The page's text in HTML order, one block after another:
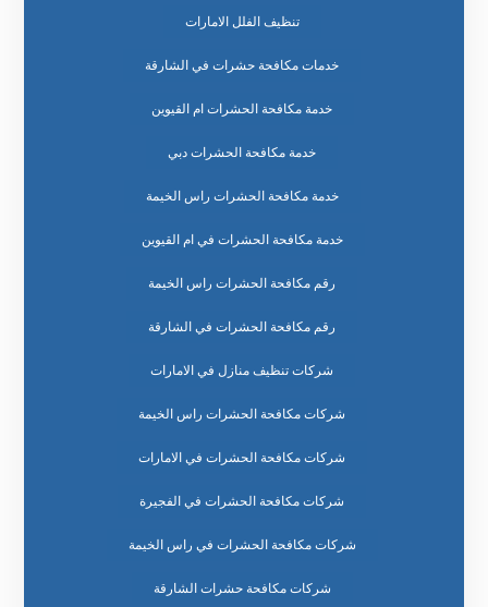
تنظيف الفلل الامارات
خدمات مكافحة حشرات في الشارقة
خدمة مكافحة الحشرات ام القيوين
خدمة مكافحة الحشرات دبي
خدمة مكافحة الحشرات راس الخيمة
خدمة مكافحة الحشرات في ام القيوين
رقم مكافحة الحشرات راس الخيمة
رقم مكافحة الحشرات في الشارقة
شركات تنظيف منازل في الامارات
شركات مكافحة الحشرات راس الخيمة
شركات مكافحة الحشرات في الامارات
شركات مكافحة الحشرات في الفجيرة
شركات مكافحة الحشرات في راس الخيمة
شركات مكافحة حشرات الشارقة